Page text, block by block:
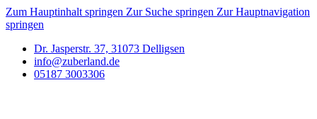
Zum Hauptinhalt springen Zur Suche springen Zur Hauptnavigation
springen
Dr. Jasperstr. 37, 31073 Delligsen
info@zuberland.de
05187 3003306